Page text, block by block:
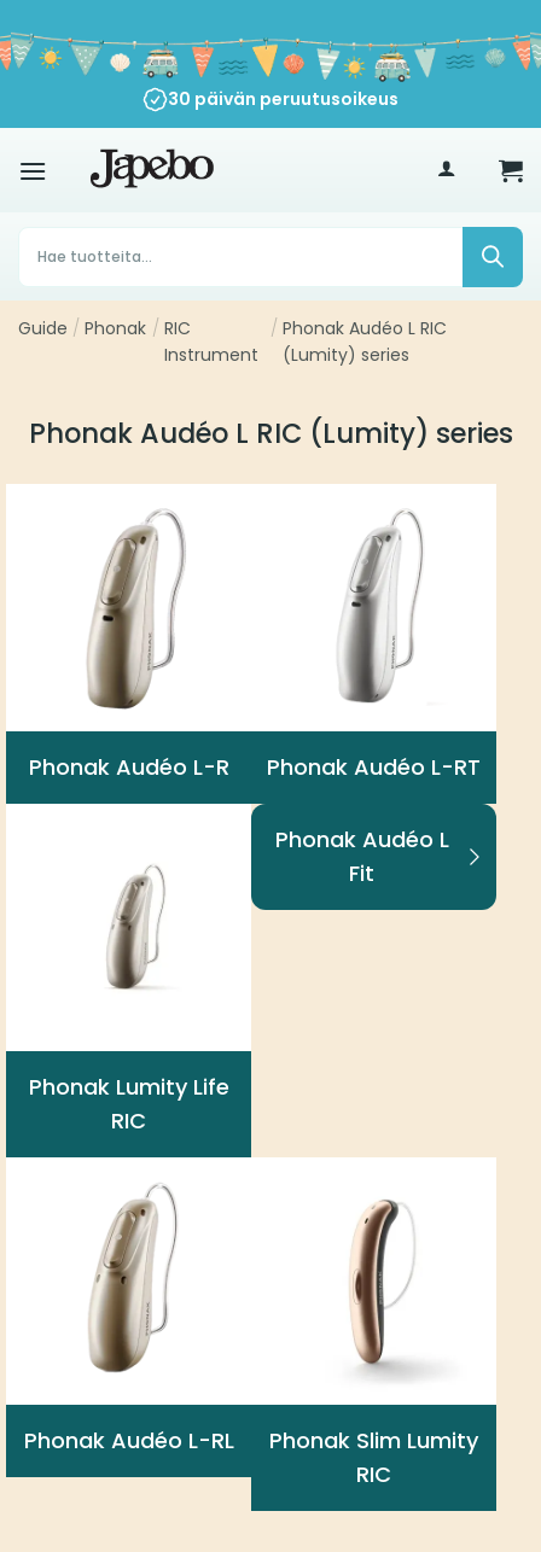
sisältöön
€35
30 päivän peruutusoikeus
Products
search
Guide / Phonak / RIC
Instrument
/ Phonak Audéo L RIC
(Lumity) series
Phonak Audéo L RIC (Lumity) series
Phonak Audéo L-R Phonak Audéo L-RT
Phonak Lumity Life
RIC
Phonak Audéo L
Fit
Phonak Audéo L-RL
Phonak Slim Lumity
RIC